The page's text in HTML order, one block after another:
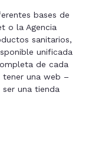
bases de
o la Agencia
sanitarios,
unificada
de cada
una web –
una tienda